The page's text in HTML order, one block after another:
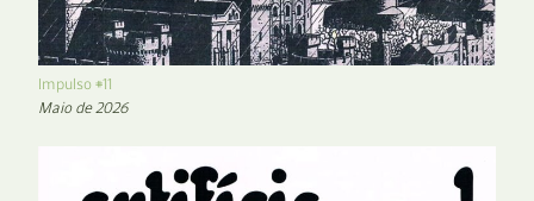
Impulso #11
Maio de 2026